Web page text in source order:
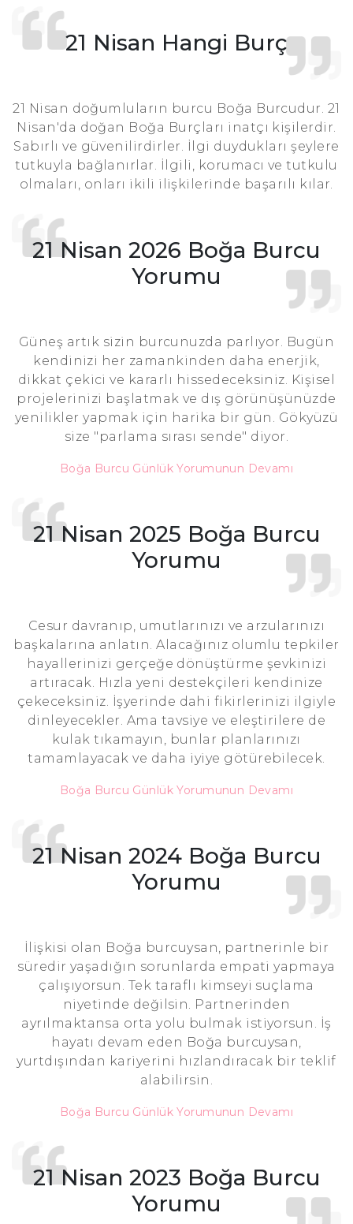
21 Nisan Hangi Burç
21 Nisan doğumluların burcu Boğa Burcudur. 21
Nisan'da doğan Boğa Burçları inatçı kişilerdir.
Sabırlı ve güvenilirdirler. İlgi duydukları şeylere
tutkuyla bağlanırlar. İlgili, korumacı ve tutkulu
olmaları, onları ikili ilişkilerinde başarılı kılar.
21 Nisan 2026 Boğa Burcu
Yorumu
Güneş artık sizin burcunuzda parlıyor. Bugün
kendinizi her zamankinden daha enerjik,
dikkat çekici ve kararlı hissedeceksiniz. Kişisel
projelerinizi başlatmak ve dış görünüşünüzde
yenilikler yapmak için harika bir gün. Gökyüzü
size "parlama sırası sende" diyor.
Boğa Burcu Günlük Yorumunun Devamı
21 Nisan 2025 Boğa Burcu
Yorumu
Cesur davranıp, umutlarınızı ve arzularınızı
başkalarına anlatın. Alacağınız olumlu tepkiler
hayallerinizi gerçeğe dönüştürme şevkinizi
artıracak. Hızla yeni destekçileri kendinize
çekeceksiniz. İşyerinde dahi fikirlerinizi ilgiyle
dinleyecekler. Ama tavsiye ve eleştirilere de
kulak tıkamayın, bunlar planlarınızı
tamamlayacak ve daha iyiye götürebilecek.
Boğa Burcu Günlük Yorumunun Devamı
21 Nisan 2024 Boğa Burcu
Yorumu
İlişkisi olan Boğa burcuysan, partnerinle bir
süredir yaşadığın sorunlarda empati yapmaya
çalışıyorsun. Tek taraflı kimseyi suçlama
niyetinde değilsin. Partnerinden
ayrılmaktansa orta yolu bulmak istiyorsun. İş
hayatı devam eden Boğa burcuysan,
yurtdışından kariyerini hızlandıracak bir teklif
alabilirsin.
Boğa Burcu Günlük Yorumunun Devamı
21 Nisan 2023 Boğa Burcu
Yorumu